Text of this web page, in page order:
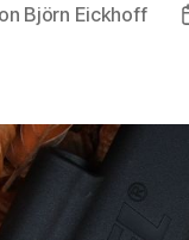
Björn Eickhoff